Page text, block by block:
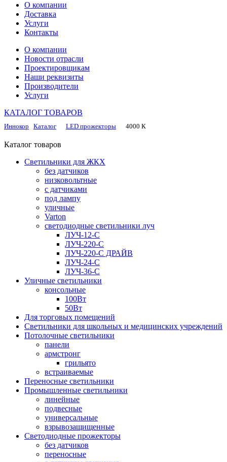
О компании
Доставка
Услуги
Контакты
О компании
Новости отрасли
Проектировщикам
Наши реквизиты
Производители
Услуги
КАТАЛОГ ТОВАРОВ
Иннокор Каталог LED прожекторы 4000 К
Каталог товаров
Светильники для ЖКХ
без датчиков
низковольтные
с датчиками
под лампу
уличные
Varton
светодиодные светильники луч
ЛУЧ-12-С
ЛУЧ-220-С
ЛУЧ-220-С ДРАЙВ
ЛУЧ-24-С
ЛУЧ-36-С
Уличные светильники
консольные
100Вт
50Вт
Для торговых помещений
Светильники для школьных и медицинских учреждений
Потолочные светильники
панели
армстронг
грильято
встраиваемые
Переносные светильники
Промышленные светильники
линейные
подвесные
универсальные
взрывозащищенные
Светодиодные прожекторы
без датчиков
переносные